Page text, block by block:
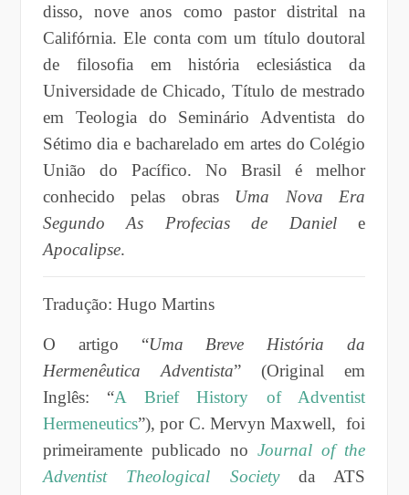
disso, nove anos como pastor distrital na
Califórnia. Ele conta com um título doutoral
de filosofia em história eclesiástica da
Universidade de Chicado, Título de mestrado
em Teologia do Seminário Adventista do
Sétimo dia e bacharelado em artes do Colégio
União do Pacífico. No Brasil é melhor
conhecido pelas obras Uma Nova Era
Segundo As Profecias de Daniele
Apocalipse.
Tradução: Hugo Martins
O artigo “Uma Breve História da
Hermenêutica Adventista” (Original em
Inglês: “A Brief History of Adventist
Hermeneutics”), por C. Mervyn Maxwell, foi
primeiramente publicado noJournal of the
Adventist Theological Societyda ATS